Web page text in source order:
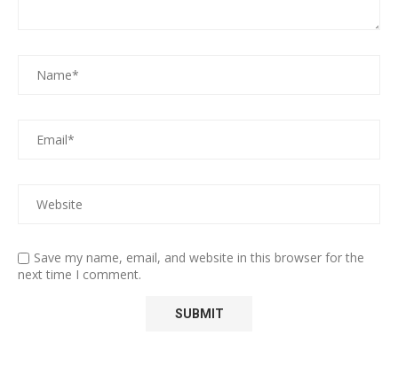
Save my name, email, and website in this browser for the
next time I comment.